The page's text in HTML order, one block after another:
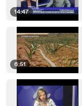
14:47
6:51